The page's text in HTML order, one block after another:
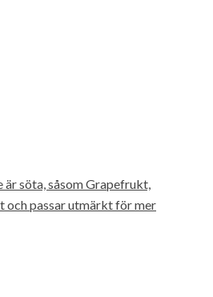
är söta, såsom Grapefrukt,
och passar utmärkt för mer